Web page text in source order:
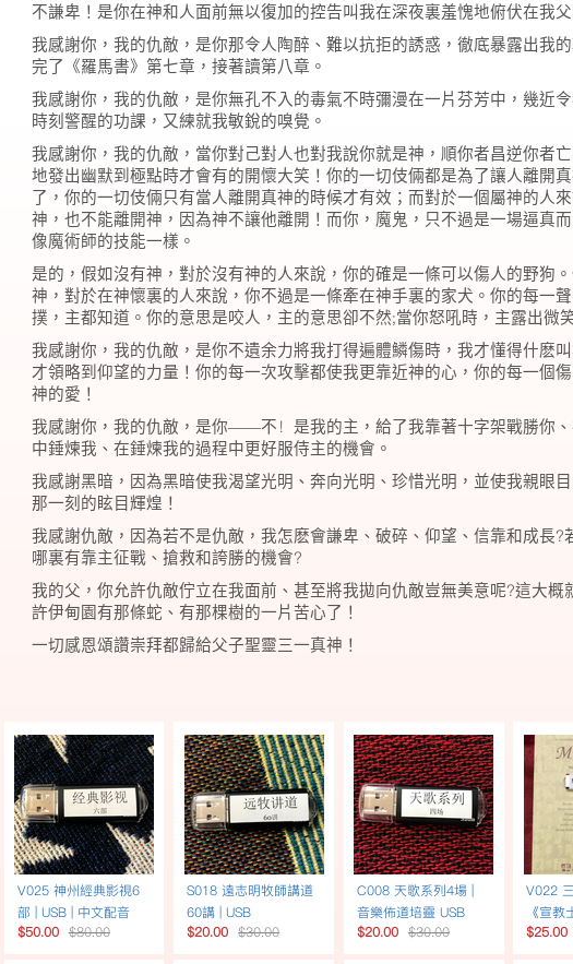
不謙卑！ 是你在神和人面前無以復加的控告叫我在深夜裏羞愧地俯伏在我父
我感謝你，我的仇敵，是你那令人陶醉、難以抗拒的誘惑，徹底暴露出我
完了《羅馬書》第七章，接著讀第八章。
我感謝你，我的仇敵，是你無孔不入的毒氣不時彌漫在一片芬芳中，幾近
時刻警醒的功課，又練就我敏銳的嗅覺。
我感謝你，我的仇敵，當你對己對人也對我說你就是神，順你者昌逆你者
地發出幽默到極點時才會有的開懷大笑！ 你的一切伎倆都是為了讓人離開
了，你的一切伎倆只有當人離開真神的時候才有效； 而對於一個屬神的人
神，也不能離開神，因為神不讓他離開！而你，魔鬼，只不過是一場逼真
像魔術師的技能一樣。
是的，假如沒有神，對於沒有神的人來說，你的確是一條可以傷人的野狗
神，對於在神懷裏的人來說，你不過是一條牽在神手裏的家犬。你的每一
撲，主都知道。你的意思是咬人，主的意思卻不然;當你怒吼時，主露出微
我感謝你，我的仇敵，是你不遺余力將我打得遍體鱗傷時，我才懂得什麽叫
才領略到仰望的力量！你的每一次攻擊都使我更靠近神的心，你的每一個
神的愛！
我感謝你，我的仇敵，是你——不 ！
是我的主，給了我靠著十字架戰勝你
中錘煉我、在錘煉我的過程中更好服侍主的機會。
我感謝黑暗，因為黑暗使我渴望光明、奔向光明、珍惜光明，並使我親眼
那一刻的眩目輝煌！
我感謝仇敵，因為若不是仇敵，我怎麽會謙卑、破碎、仰望、信靠和成長?
哪裏有靠主征戰、搶救和誇勝的機會?
我的父，你允許仇敵佇立在我面前、甚至將我拋向仇敵豈無美意呢?這大概
許伊甸園有那條蛇、有那棵樹的一片苦心了！
一切感恩頌讚崇拜都歸給父子聖靈三一真神！
V025 神州經典影視6
部 | USB | 中文配音
$50.00 $80.00
S018 遠志明牧師講道
60講 | USB
$20.00 $30.00
C008 天歌系列4場 |
音樂佈道培靈 USB
$20.00 $30.00
V022
《宣
USB英
$25.00